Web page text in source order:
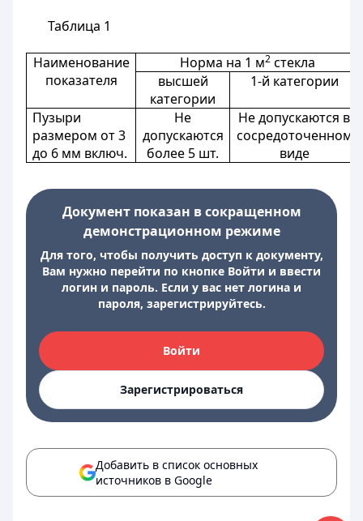
Таблица 1
Наименование
показателя
Норма на 1 м2стекла
высшей
категории
1-й категории
Пузыри
размером от 3
до 6 мм включ.
Не
допускаются
более 5 шт.
Не допускаются в
сосредоточенном
виде
Документ показан в сокращенном
демонстрационном режиме
Для того, чтобы получить доступ к документу,
Вам нужно перейти по кнопке Войти и ввести
логин и пароль. Если у вас нет логина и
пароля, зарегистрируйтесь.
Войти
Зарегистрироваться
Добавить в список основных
источников в Google